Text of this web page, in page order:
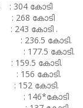
: 304 കോടി
കോടി
കോടി .
കോടി.
കോടി.
കോടി.
കോടി.
കോടി.